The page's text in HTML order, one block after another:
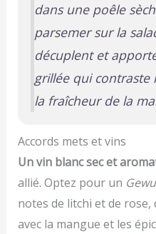
dans une poêle
parsemer sur la
décuplent et
grillée qui contraste
la fraîcheur de la
Accords mets et vins
Un vin blanc sec et
allié. Optez pour un
notes de litchi et de
avec la mangue et les